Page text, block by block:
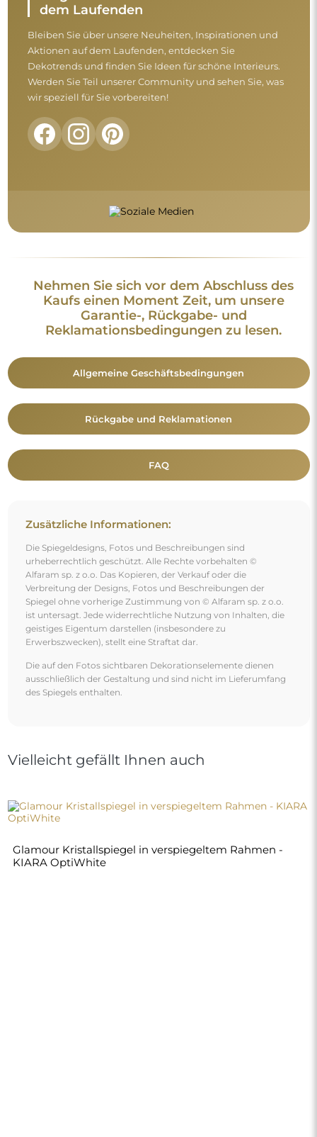
dem Laufenden
Bleiben Sie über unsere Neuheiten, Inspirationen und
Aktionen auf dem Laufenden, entdecken Sie
Dekotrends und finden Sie Ideen für schöne Interieurs.
Werden Sie Teil unserer Community und sehen Sie, was
wir speziell für Sie vorbereiten!
Nehmen Sie sich vor dem Abschluss des
Kaufs einen Moment Zeit, um unsere
Garantie-, Rückgabe- und
Reklamationsbedingungen zu lesen.
Allgemeine Geschäftsbedingungen
Rückgabe und Reklamationen
FAQ
Zusätzliche Informationen:
Die Spiegeldesigns, Fotos und Beschreibungen sind
urheberrechtlich geschützt. Alle Rechte vorbehalten ©
Alfaram sp. z o.o. Das Kopieren, der Verkauf oder die
Verbreitung der Designs, Fotos und Beschreibungen der
Spiegel ohne vorherige Zustimmung von © Alfaram sp. z o.o.
ist untersagt. Jede widerrechtliche Nutzung von Inhalten, die
geistiges Eigentum darstellen (insbesondere zu
Erwerbszwecken), stellt eine Straftat dar.
Die auf den Fotos sichtbaren Dekorationselemente dienen
ausschließlich der Gestaltung und sind nicht im Lieferumfang
des Spiegels enthalten.
Vielleicht gefällt Ihnen auch
Glamour Kristallspiegel in verspiegeltem Rahmen -
KIARA OptiWhite